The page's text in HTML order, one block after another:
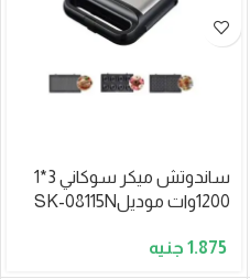
ساندوتش ميكر سوكاني 3*1
1200وات موديلSK-08115N
1.875